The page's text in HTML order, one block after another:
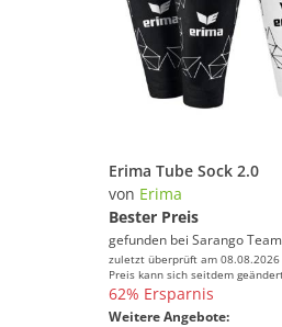
Erima Tube Sock 2.0
von Erima
Bester Preis
gefunden bei Sarango
zuletzt überprüft am
Preis kann sich seitdem
62% Ersparnis
Weitere Angebote: